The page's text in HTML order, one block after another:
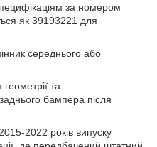
за номером
як 39193221 для
середнього або
та
бампера після
2022 років випуску